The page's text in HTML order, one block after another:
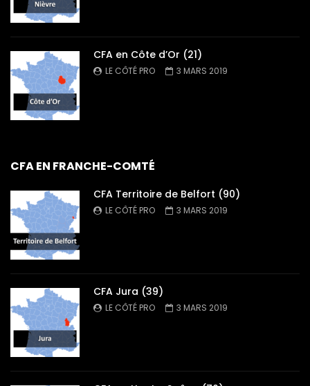
CFA en Côte d’Or (21)
LE CÔTÉ PRO 3 MARS 2019
CFA EN FRANCHE-COMTÉ
CFA Territoire de Belfort (90)
LE CÔTÉ PRO 3 MARS 2019
CFA Jura (39)
LE CÔTÉ PRO 3 MARS 2019